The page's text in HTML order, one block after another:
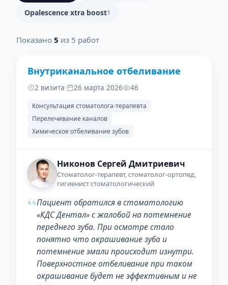
Opalescence xtra boost1
Показано 5 из 5 работ
ДО ПОСЛЕ
Внутриканальное отбеливание
2 визита· 26 марта 2026 46
Консультация стоматолога-терапевта
Перелечивание каналов
Химическое отбеливание зубов
Никонов Сергей Дмитриевич
Стоматолог-терапевт, стоматолог-ортопед,
гигиенист стоматологический
“Пациент обратился в стоматологию
«КДС Дентал» с жалобой на потемнение
переднего зуба. При осмотре стало
понятно что окрашивание зуба и
потемнение эмали происходит изнутри.
Поверхностное отбеливание при таком
окрашивание будет не эффективным и не